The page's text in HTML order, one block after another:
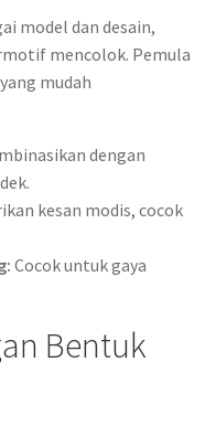
model dan desain,
mencolok. Pemula
mudah
dengan
kesan modis, cocok
Cocok untuk gaya
Bentuk